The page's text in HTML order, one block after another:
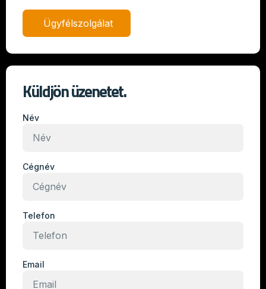
Ügyfélszolgálat
Küldjön üzenetet.
Név
Cégnév
Telefon
Email